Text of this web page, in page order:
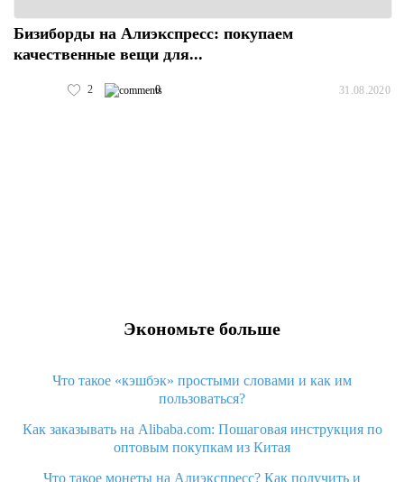
Бизиборды на Алиэкспресс: покупаем
качественные вещи для...
2 0 31.08.2020
Экономьте больше
Что такое «кэшбэк» простыми словами и как им
пользоваться?
Как заказывать на Alibaba.com: Пошаговая инструкция по
оптовым покупкам из Китая
Что такое монеты на Алиэкспресс? Как получить и